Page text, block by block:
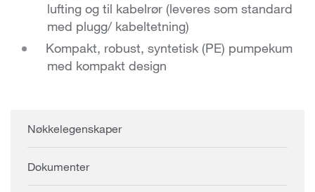
lufting og til kabelrør (leveres som standard
med plugg/ kabeltetning)
Kompakt, robust, syntetisk (PE) pumpekum
med kompakt design
Nøkkelegenskaper
Dokumenter